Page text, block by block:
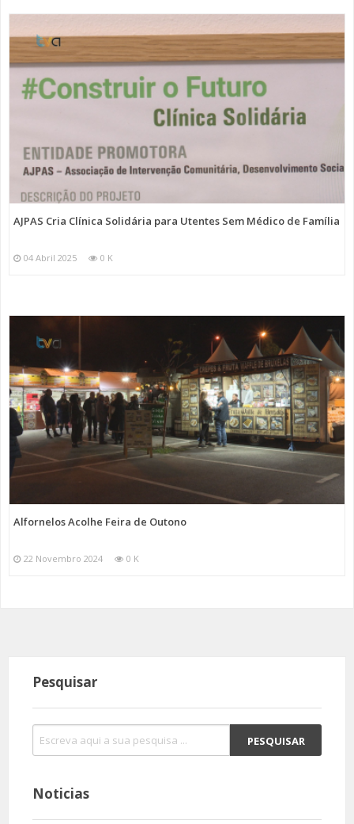
AJPAS Cria Clínica Solidária para Utentes Sem Médico de Família
04 Abril 2025 0 K
Alfornelos Acolhe Feira de Outono
22 Novembro 2024 0 K
Pesquisar
Noticias